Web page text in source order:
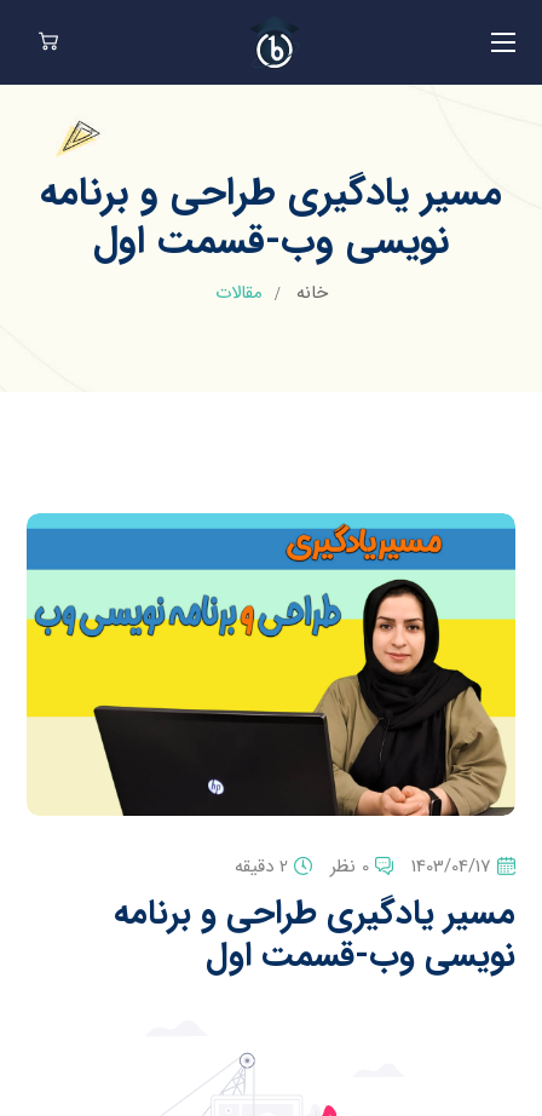
مسیر یادگیری طراحی و برنامه
نویسی وب-قسمت اول
خانه مقالات
1403/04/17 0 نظر 2 دقیقه
مسیر یادگیری طراحی و برنامه
نویسی وب-قسمت اول